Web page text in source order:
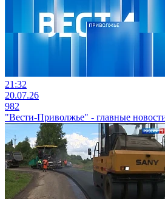
21:32
20.07.26
982
"Вести-Приволжье" - главные